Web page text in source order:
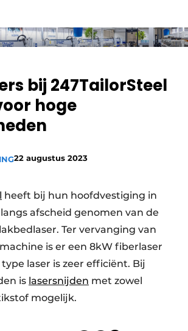
statement
bij 247TailorSteel
hoge
22 augustus 2023
heeft bij hun hoofdvestiging in
afscheid genomen van de
Ter vervanging van
is er een 8kW fiberlaser
laser is zeer efficiënt. Bij
is lasersnijden met zowel
mogelijk.